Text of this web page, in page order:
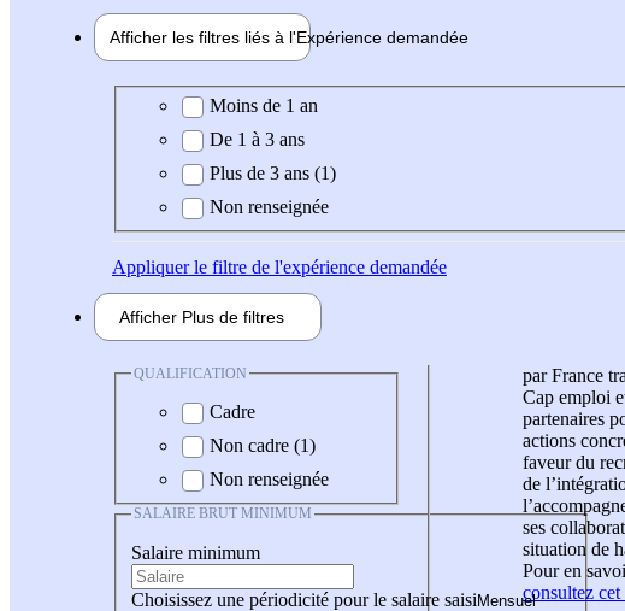
Afficher les filtres liés à l'Expérience demandée
Expérience demandée
Moins de 1 an
De 1 à 3 ans
Plus de 3 ans (1)
Non renseignée
Appliquerle filtre de l'expérience demandée
Afficher Plus de filtres
QUALIFICATION
Cadre
Non cadre (1)
Non renseignée
SALAIRE BRUT MINIMUM
Salaire minimum
Choisissez une périodicité pour le salaire saisi
par France
Cap emploi
partenaires
actions
faveur du
de
ses
situation de
Pour en
consultez